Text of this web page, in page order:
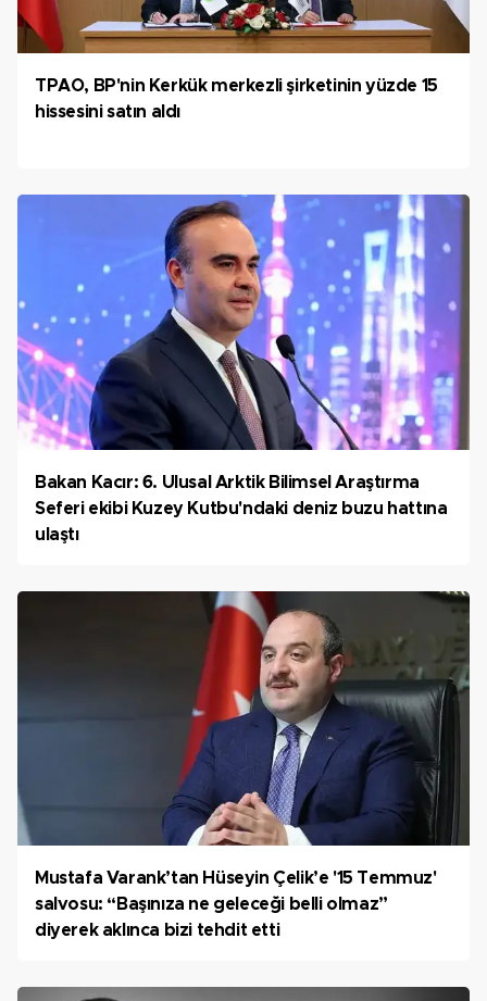
TPAO, BP'nin Kerkük merkezli şirketinin yüzde 15
hissesini satın aldı
Bakan Kacır: 6. Ulusal Arktik Bilimsel Araştırma
Seferi ekibi Kuzey Kutbu'ndaki deniz buzu hattına
ulaştı
Mustafa Varank’tan Hüseyin Çelik’e '15 Temmuz'
salvosu: “Başınıza ne geleceği belli olmaz”
diyerek aklınca bizi tehdit etti